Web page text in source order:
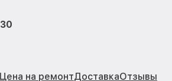
Цена на ремонтДоставкаОтзывы